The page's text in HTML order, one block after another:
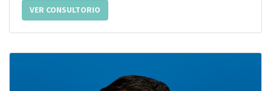
VER CONSULTORIO